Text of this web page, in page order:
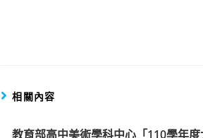
相關內容
教育部高中美術學科中心「110學年